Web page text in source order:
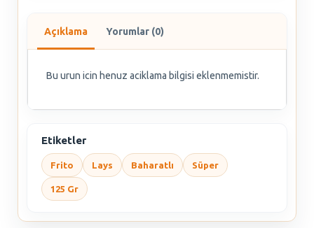
Açıklama Yorumlar (0)
Bu urun icin henuz aciklama bilgisi eklenmemistir.
Etiketler
Frito Lays Baharatlı Süper
125 Gr